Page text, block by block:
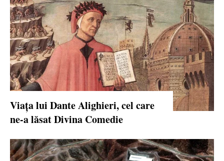
Viața lui Dante Alighieri, cel care
ne-a lăsat Divina Comedie